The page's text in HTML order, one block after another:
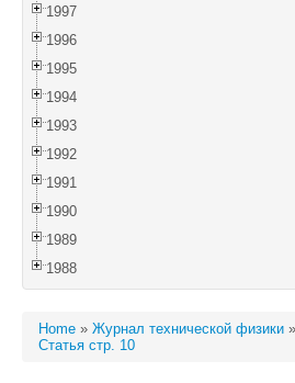
1997
1996
1995
1994
1993
1992
1991
1990
1989
1988
Home » Журнал технической физики »
Статья стр. 10